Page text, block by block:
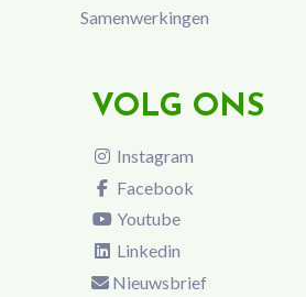
Samenwerkingen
VOLG ONS
Instagram
Facebook
Youtube
Linkedin
Nieuwsbrief